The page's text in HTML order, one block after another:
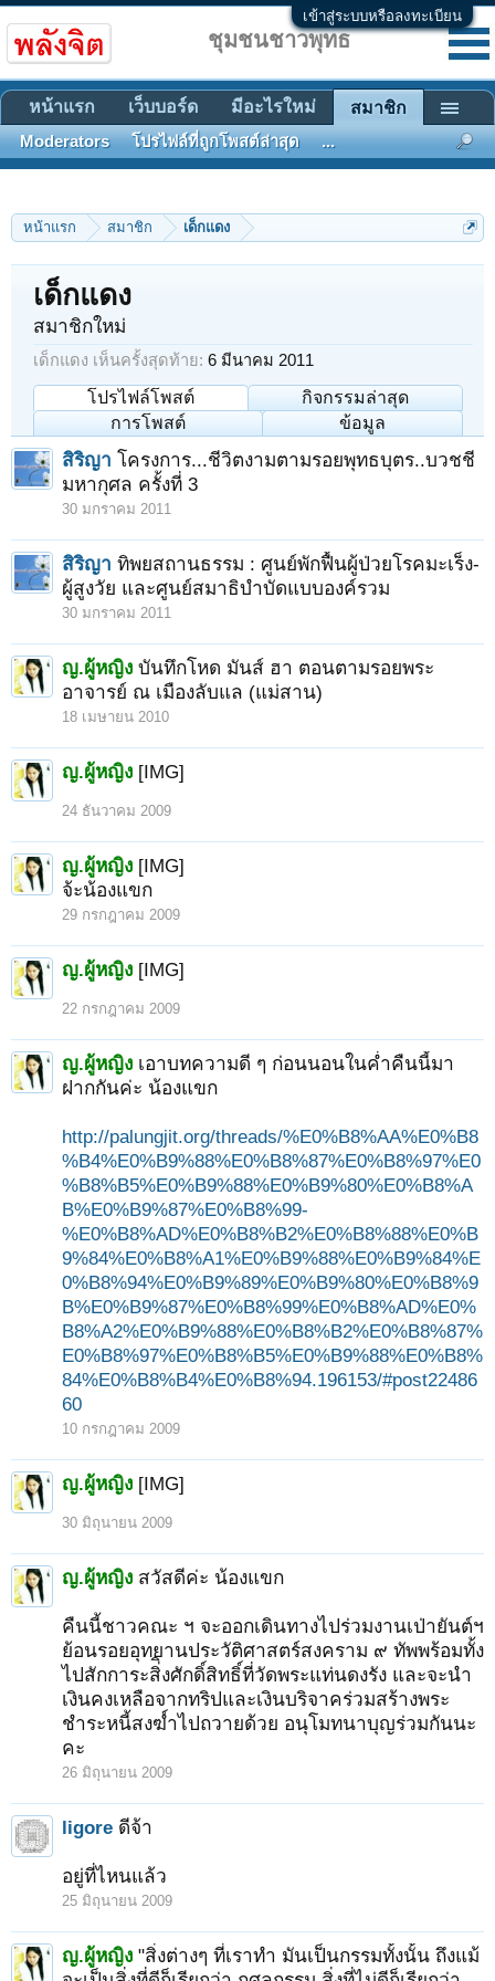
เข้าสู่ระบบหรือลงทะเบียน
หน้าแรก สมาชิก เด็กแดง
เด็กแดง
สมาชิกใหม่
เด็กแดง เห็นครั้งสุดท้าย: 6 มีนาคม 2011
โปรไฟล์โพสต์
กิจกรรมล่าสุด
การโพสต์
ข้อมูล
สิริญา โครงการ...ชีวิตงามตามรอยพุทธบุตร..บวชชี
มหากุศล ครั้งที่ 3
30 มกราคม 2011
สิริญา ทิพยสถานธรรม : ศูนย์พักฟื้นผู้ป่วยโรคมะเร็ง-
ผู้สูงวัย และศูนย์สมาธิบำบัดแบบองค์รวม
30 มกราคม 2011
ญ.ผู้หญิง บันทึกโหด มันส์ ฮา ตอนตามรอยพระ
อาจารย์ ณ เมืองลับแล (แม่สาน)
18 เมษายน 2010
ญ.ผู้หญิง [IMG]
24 ธันวาคม 2009
ญ.ผู้หญิง [IMG]
จ้ะน้องแขก
29 กรกฎาคม 2009
ญ.ผู้หญิง [IMG]
22 กรกฎาคม 2009
ญ.ผู้หญิง เอาบทความดี ๆ ก่อนนอนในค่ำคืนนี้มา
ฝากกันค่ะ น้องแขก
http://palungjit.org/threads/%E0%B8%AA%E0%B8
%B4%E0%B9%88%E0%B8%87%E0%B8%97%E0
%B8%B5%E0%B9%88%E0%B9%80%E0%B8%A
B%E0%B9%87%E0%B8%99-
%E0%B8%AD%E0%B8%B2%E0%B8%88%E0%B
9%84%E0%B8%A1%E0%B9%88%E0%B9%84%E
0%B8%94%E0%B9%89%E0%B9%80%E0%B8%9
B%E0%B9%87%E0%B8%99%E0%B8%AD%E0%
B8%A2%E0%B9%88%E0%B8%B2%E0%B8%87%
E0%B8%97%E0%B8%B5%E0%B9%88%E0%B8%
84%E0%B8%B4%E0%B8%94.196153/#post22486
60
10 กรกฎาคม 2009
ญ.ผู้หญิง [IMG]
30 มิถุนายน 2009
ญ.ผู้หญิง สวัสดีค่ะ น้องแขก
คืนนี้ชาวคณะ ฯ จะออกเดินทางไปร่วมงานเป่ายันต์ฯ
ย้อนรอยอุทยานประวัติศาสตร์สงคราม ๙ ทัพพร้อมทั้ง
ไปสักการะสิ่ิงศักดิ์สิทธิ์ที่วัดพระแท่นดงรัง และจะนำ
เงินคงเหลือจากทริปและเงินบริจาคร่วมสร้างพระ
ชำระหนี้สงฆ์ำไปถวายด้วย อนุโมทนาบุญร่วมกันนะ
คะ
26 มิถุนายน 2009
ligore ดีจ้า
อยู่ที่ไหนแล้ว
25 มิถุนายน 2009
ญ.ผู้หญิง "สิ่งต่างๆ ที่เราทำ มันเป็นกรรมทั้งนั้น ถึงแม้
ชุมชนชาวพุทธ
หน้าแรก เว็บบอร์ด มีอะไรใหม่ สมาชิก
Moderators โปรไฟล์ที่ถูกโพสต์ล่าสุด ...